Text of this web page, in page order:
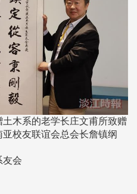
木系的老学长庄文甫所致赠
亚校友联谊会总会长詹镇纲
友会